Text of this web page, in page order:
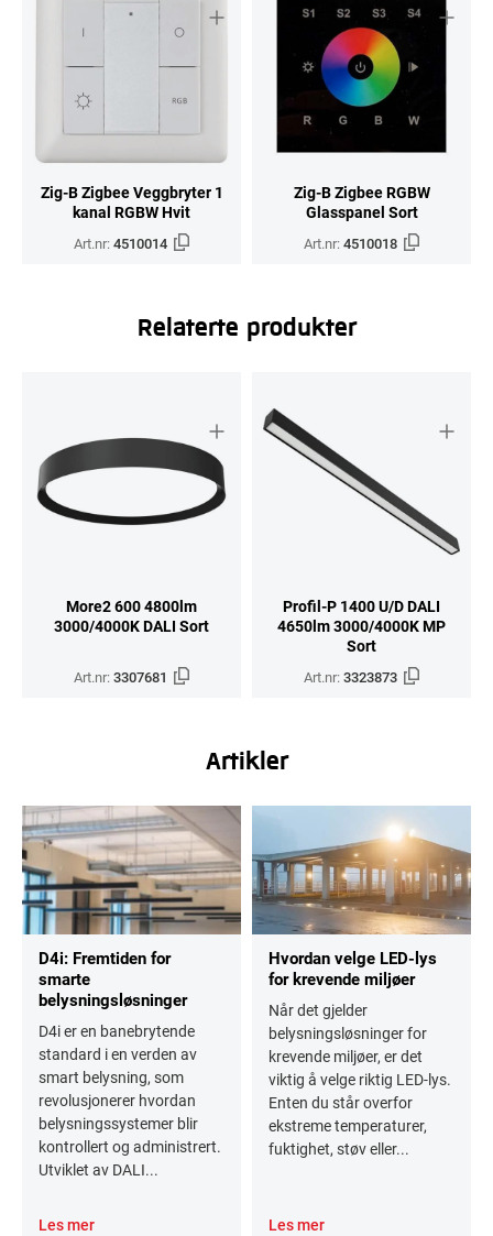
Zig-B Zigbee Veggbryter 1
kanal RGBW Hvit
Art.nr:4510014
Zig-B Zigbee RGBW
Glasspanel Sort
Art.nr:4510018
Relaterte produkter
More2 600 4800lm
3000/4000K DALI Sort
Art.nr:3307681
Profil-P 1400 U/D DALI
4650lm 3000/4000K MP
Sort
Art.nr:3323873
Artikler
D4i: Fremtiden for
smarte
belysningsløsninger
D4i er en banebrytende
standard i en verden av
smart belysning, som
revolusjonerer hvordan
belysningssystemer blir
kontrollert og administrert.
Utviklet av DALI...
Les mer
Hvordan velge LED-lys
for krevende miljøer
Når det gjelder
belysningsløsninger for
krevende miljøer, er det
viktig å velge riktig LED-lys.
Enten du står overfor
ekstreme temperaturer,
fuktighet, støv eller...
Les mer